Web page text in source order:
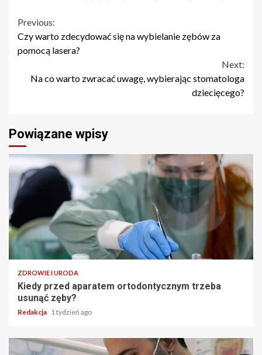
Continue
Reading
Previous:
Czy warto zdecydować się na wybielanie zębów za
pomocą lasera?
Next:
Na co warto zwracać uwagę, wybierając stomatologa
dziecięcego?
Powiązane wpisy
ZDROWIE I URODA
Kiedy przed aparatem ortodontycznym trzeba
usunąć zęby?
Redakcja 1 tydzień ago